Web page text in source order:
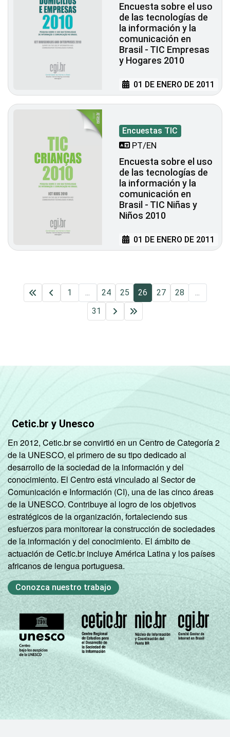
Encuesta sobre el uso
de las tecnologías de
la información y la
comunicación en
Brasil - TIC Empresas
y Hogares 2010
01 DE ENERO DE 2011
Encuestas TIC
PT/EN
Encuesta sobre el uso
de las tecnologías de
la información y la
comunicación en
Brasil - TIC Niñas y
Niños 2010
01 DE ENERO DE 2011
1 ... 24 25 26 27 28
...
31
Cetic.br y Unesco
En 2012, Cetic.br se convirtió en un Centro de Categoría 2
de la UNESCO, el primero de su tipo dedicado al
desarrollo de la sociedad de la información y del
conocimiento. El Centro está vinculado al Sector de
Comunicación e Información (CI), una de las cinco áreas
de la UNESCO. Contribuye al logro de los objetivos
estratégicos de la organización, fortaleciendo sus
esfuerzos para monitorear la construcción de sociedades
de la información y del conocimiento. El ámbito de
actuación de Cetic.br incluye América Latina y los países
africanos de lengua portuguesa.
Conozca nuestro trabajo